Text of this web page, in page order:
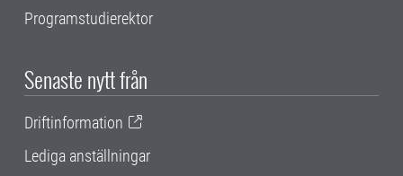
Programstudierektor
Senaste nytt från
Driftinformation
Lediga anställningar